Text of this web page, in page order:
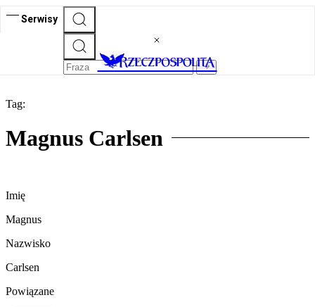
Serwisy
Tag:
Magnus Carlsen
Imię
Magnus
Nazwisko
Carlsen
Powiązane